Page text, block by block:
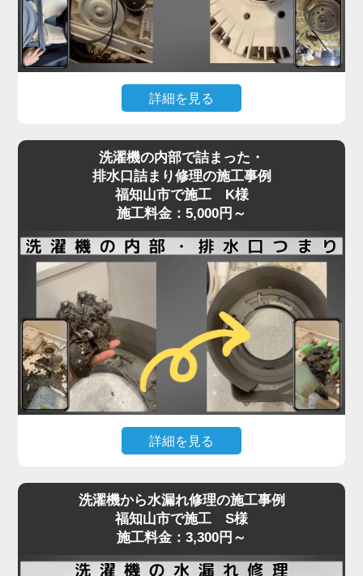
「家電の達人」では、こうした給水トラブルに対し
て、分解点検による給水弁の動作確認と部品交換を
行い、正常な給水機能を回復させます。
機種や年式に応じた適切な部品を使用し、交換では
なく清掃・調整で済むケースにも柔軟に対応。
ながり、家事全体がストップしてしまいます。水が
出ない・出方が弱いなどの違和感を感じたら、早め
にプロの点検をご依頼ください。
詳細を見る
といった異音がする場合、Vベルトの劣化や緩み、
モーターの不具合が原因であることが多く見られま
返すと、ベルトやモーターに過剰な負荷がかかり、
新しい洗濯機であっても故障リスクが高まります。
ベルトの損傷は徐々に症状が現れることもあり、
「音はするけど回らない」「動きが不安定」といっ
た症状でご相談いただくケースも増えています。
「家電の達人」では、こうしたトラブルに対して、
ベルトの張りや摩耗状態、モーターの動作チェック
を含めた点検を行い、必要に応じて交換・調整を実
特に縦型・ドラム式で構造が異なるため、経験豊富
音や回転不良は初期段階での対応が肝心。
放置すればさらなる部品破損にもつながるため、気
になる症状があればお早めにご相談ください。
洗濯機の内部で詰まった・
排水口詰まり修理の施工事例
福知山市で施工 K様
施工料金：5,000円～
詳細を見る
った症状は、内部や排水口の詰まりが原因で発生す
ることがよくあります。
特に多いのが、洗濯槽の奥にある「脱水受けカバ
ー」に汚れが蓄積し、排水の流れを妨げているケー
洗濯機から水漏れ修理の施工事例
福知山市で施工 S様
施工料金：3,300円～